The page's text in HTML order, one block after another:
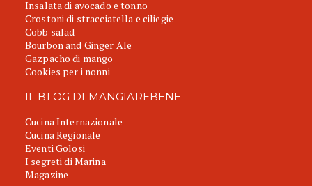
Insalata di avocado e tonno
Crostoni di stracciatella e ciliegie
Cobb salad
Bourbon and Ginger Ale
Gazpacho di mango
Cookies per i nonni
IL BLOG DI MANGIAREBENE
Cucina Internazionale
Cucina Regionale
Eventi Golosi
I segreti di Marina
Magazine